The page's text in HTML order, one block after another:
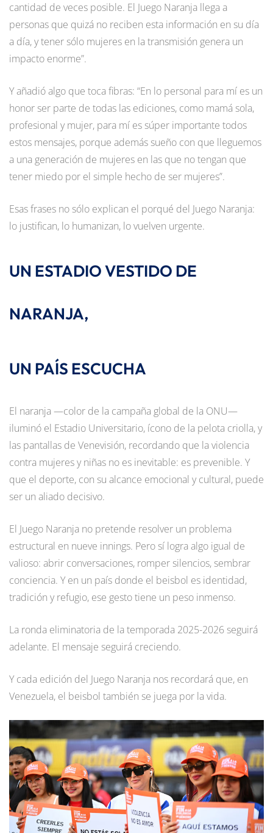
cantidad de veces posible. El Juego Naranja llega a
personas que quizá no reciben esta información en su día
a día, y tener sólo mujeres en la transmisión genera un
impacto enorme”.
Y añadió algo que toca fibras: “En lo personal para mí es un
honor ser parte de todas las ediciones, como mamá sola,
profesional y mujer, para mí es súper importante todos
estos mensajes, porque además sueño con que lleguemos
a una generación de mujeres en las que no tengan que
tener miedo por el simple hecho de ser mujeres”.
Esas frases no sólo explican el porqué del Juego Naranja:
lo justifican, lo humanizan, lo vuelven urgente.
UN ESTADIO VESTIDO DE
NARANJA,
UN PAÍS ESCUCHA
El naranja —color de la campaña global de la ONU—
iluminó el Estadio Universitario, ícono de la pelota criolla, y
las pantallas de Venevisión, recordando que la violencia
contra mujeres y niñas no es inevitable: es prevenible. Y
que el deporte, con su alcance emocional y cultural, puede
ser un aliado decisivo.
El Juego Naranja no pretende resolver un problema
estructural en nueve innings. Pero sí logra algo igual de
valioso: abrir conversaciones, romper silencios, sembrar
conciencia. Y en un país donde el beisbol es identidad,
tradición y refugio, ese gesto tiene un peso inmenso.
La ronda eliminatoria de la temporada 2025-2026 seguirá
adelante. El mensaje seguirá creciendo.
Y cada edición del Juego Naranja nos recordará que, en
Venezuela, el beisbol también se juega por la vida.